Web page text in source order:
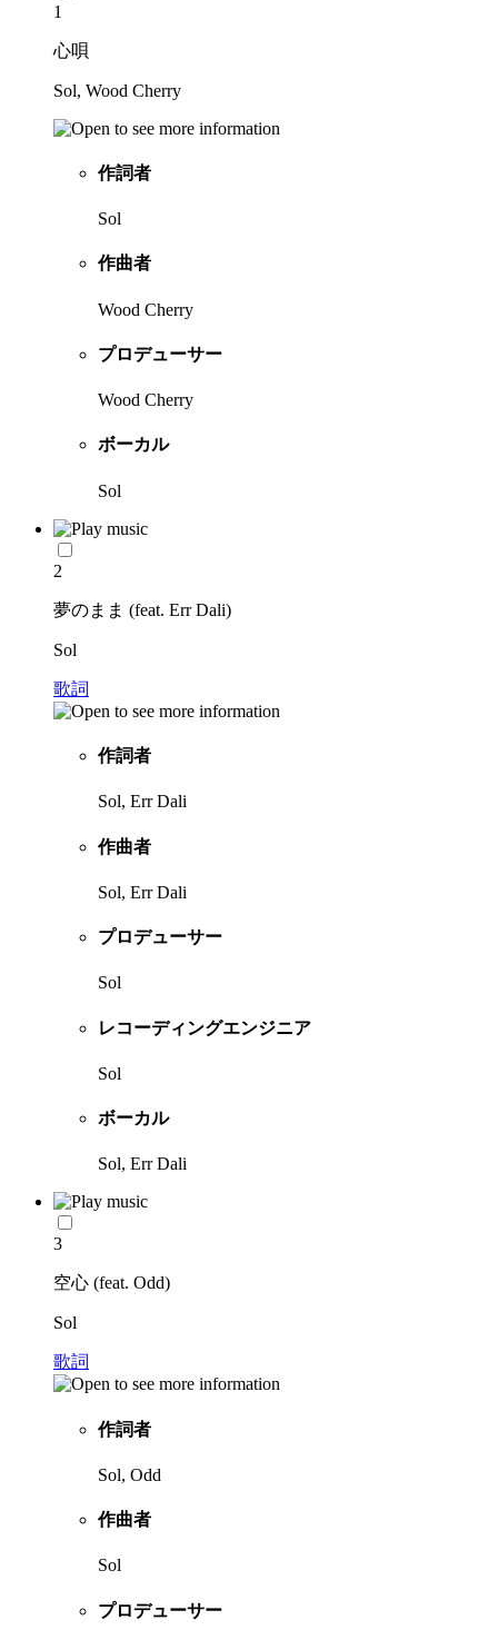
1
心唄
Sol, Wood Cherry
作詞者
Sol
作曲者
Wood Cherry
プロデューサー
Wood Cherry
ボーカル
Sol
2
夢のまま (feat. Err Dali)
Sol
歌詞
作詞者
Sol, Err Dali
作曲者
Sol, Err Dali
プロデューサー
Sol
レコーディングエンジニア
Sol
ボーカル
Sol, Err Dali
3
空心 (feat. Odd)
Sol
歌詞
作詞者
Sol, Odd
作曲者
Sol
プロデューサー